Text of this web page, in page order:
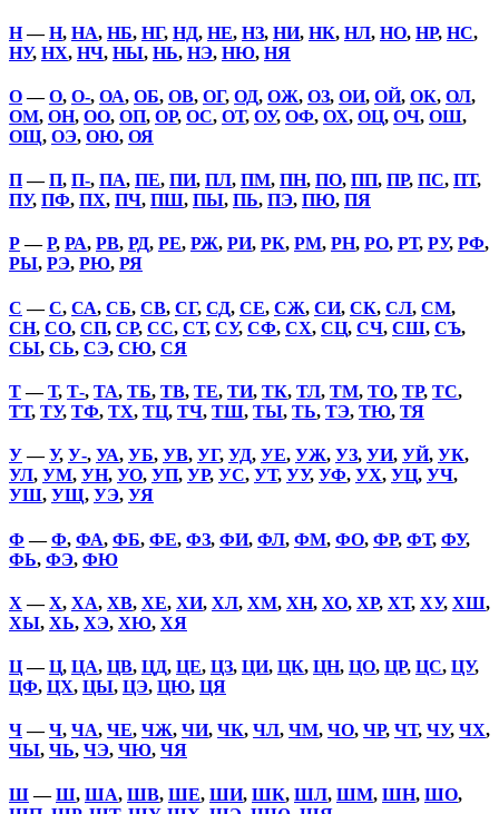
Н—Н, НА, НБ, НГ, НД, НЕ, НЗ, НИ, НК, НЛ, НО, НР, НС,
НУ, НХ, НЧ, НЫ, НЬ, НЭ, НЮ, НЯ
О—О, О-, ОА, ОБ, ОВ, ОГ, ОД, ОЖ, ОЗ, ОИ, ОЙ, ОК, ОЛ,
ОМ, ОН, ОО, ОП, ОР, ОС, ОТ, ОУ, ОФ, ОХ, ОЦ, ОЧ, ОШ,
ОЩ, ОЭ, ОЮ, ОЯ
П—П, П-, ПА, ПЕ, ПИ, ПЛ, ПМ, ПН, ПО, ПП, ПР, ПС, ПТ,
ПУ, ПФ, ПХ, ПЧ, ПШ, ПЫ, ПЬ, ПЭ, ПЮ, ПЯ
Р—Р, РА, РВ, РД, РЕ, РЖ, РИ, РК, РМ, РН, РО, РТ, РУ, РФ,
РЫ, РЭ, РЮ, РЯ
С —С, СА, СБ, СВ, СГ, СД, СЕ, СЖ, СИ, СК, СЛ, СМ,
СН, СО, СП, СР, СС, СТ, СУ, СФ, СХ, СЦ, СЧ, СШ, СЪ,
СЫ, СЬ, СЭ, СЮ, СЯ
Т—Т, Т-, ТА, ТБ, ТВ, ТЕ, ТИ, ТК, ТЛ, ТМ, ТО, ТР, ТС,
ТТ, ТУ, ТФ, ТХ, ТЦ, ТЧ, ТШ, ТЫ, ТЬ, ТЭ, ТЮ, ТЯ
У—У, У-, УА, УБ, УВ, УГ, УД, УЕ, УЖ, УЗ, УИ, УЙ, УК,
УЛ, УМ, УН, УО, УП, УР, УС, УТ, УУ, УФ, УХ, УЦ, УЧ,
УШ, УЩ, УЭ, УЯ
Ф —Ф, ФА, ФБ, ФЕ, ФЗ, ФИ, ФЛ, ФМ, ФО, ФР, ФТ, ФУ,
ФЬ, ФЭ, ФЮ
Х —Х, ХА, ХВ, ХЕ, ХИ, ХЛ, ХМ, ХН, ХО, ХР, ХТ, ХУ, ХШ,
ХЫ, ХЬ, ХЭ, ХЮ, ХЯ
Ц—Ц, ЦА, ЦВ, ЦД, ЦЕ, ЦЗ, ЦИ, ЦК, ЦН, ЦО, ЦР, ЦС, ЦУ,
ЦФ, ЦХ, ЦЫ, ЦЭ, ЦЮ, ЦЯ
Ч—Ч, ЧА, ЧЕ, ЧЖ, ЧИ, ЧК, ЧЛ, ЧМ, ЧО, ЧР, ЧТ, ЧУ, ЧХ,
ЧЫ, ЧЬ, ЧЭ, ЧЮ, ЧЯ
Ш—Ш, ША, ШВ, ШЕ, ШИ, ШК, ШЛ, ШМ, ШН, ШО,